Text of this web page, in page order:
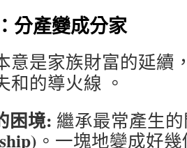
分產變成分家
意是家族財富的延續
和的導火線 。
困境: 繼承最常產生
。一塊地變成好